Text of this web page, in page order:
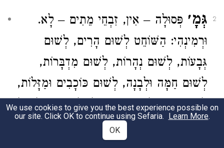
2 גְּמָ׳ פְּסוּלָה – אִין, זִבְחֵי מֵתִים – לָא.
וּרְמִינְהִי: הַשּׁוֹחֵט לְשׁוּם הָרִים, לְשׁוּם
גְּבָעוֹת, לְשׁוּם נְהָרוֹת, לְשׁוּם מִדְבָּרוֹת,
לְשׁוּם חַמָּה וּלְבָנָה, לְשׁוּם כּוֹכָבִים וּמַזָּלוֹת,
לְשׁוּם מִיכָאֵל הַשַּׂר הַגָּדוֹל, לְשׁוּם שִׁילְשׁוּל
קָטָן – הֲרֵי אֵלּוּ זִבְחֵי מֵתִים.
We use cookies to give you the best experience possible on
our site. Click OK to continue using Sefaria. Learn More.
OK